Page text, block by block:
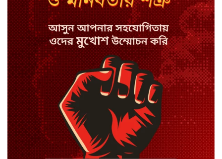
বাংলাদেশে চালু হলো থাই কফি চেইন
ক্যাফে আমাজন
হাসিনাকে সুযোগ দিয়ে সার্বভৌমত্বে
আঘাত: রিজভী
ডিজিটাল ভূমি সেবায় জবাবদিহি
নিশ্চিতের নির্দেশ
সবুজবাগে ময়লার স্তূপ থেকে তরুণীর
খণ্ডিত মাথা ও হাত উদ্ধার